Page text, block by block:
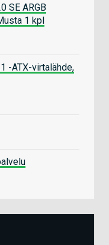
SE ARGB
1 kpl
-ATX-virtalähde,